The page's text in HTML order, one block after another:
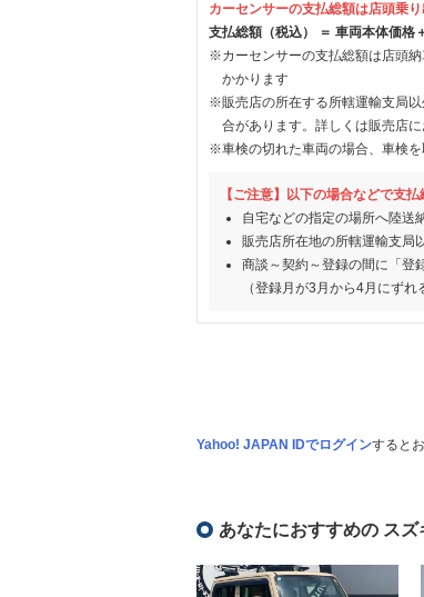
カーセンサーの支払総額は店頭乗
支払総額（税込） ＝ 車両本体価格
※カーセンサーの支払総額は店頭
かかります
※販売店の所在する所轄運輸支局
合があります。詳しくは販売店
※車検の切れた車両の場合、車検
【ご注意】以下の場合などで支
自宅などの指定の場所へ陸送
販売店所在地の所轄運輸支局
商談～契約～登録の間に「登
（登録月が3月から4月にず
Yahoo! JAPAN IDでログインすると
あなたにおすすめの ス